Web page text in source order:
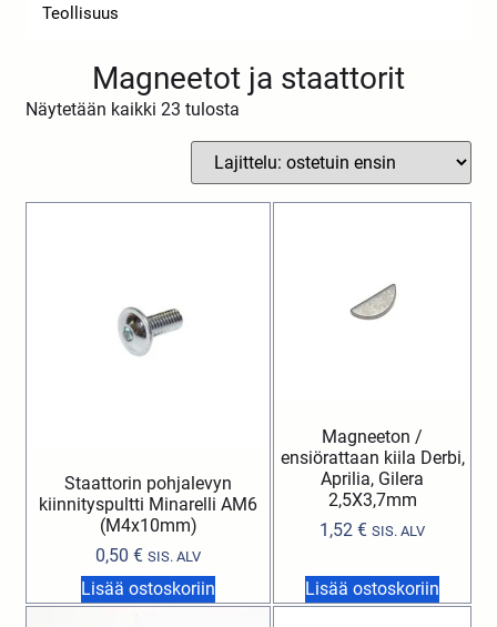
Teollisuus
Magneetot ja staattorit
Näytetään kaikki 23 tulosta
Staattorin pohjalevyn
kiinnityspultti Minarelli AM6
(M4x10mm)
0,50€ SIS. ALV
Lisää ostoskoriin
Magneeton /
ensiörattaan kiila Derbi,
Aprilia, Gilera
2,5X3,7mm
1,52 € SIS. ALV
Lisää ostoskoriin